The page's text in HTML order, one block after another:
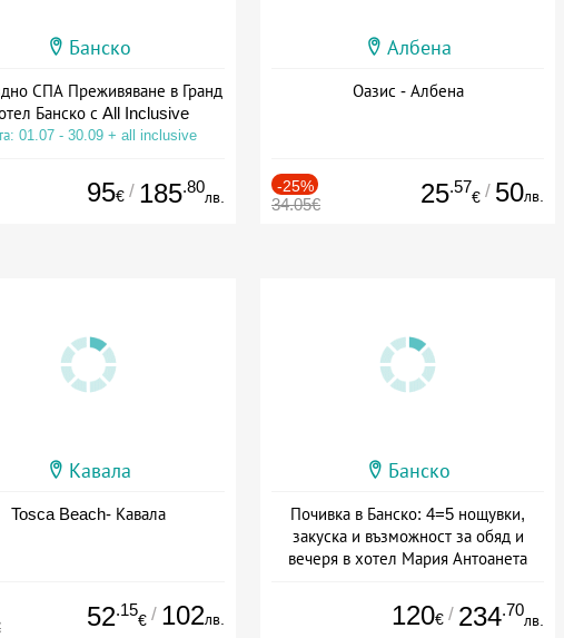
Банско
СПА Преживяване в Гранд
Банско с All Inclusive
01.07 - 30.09 + all inclusive
95€ / 185.80
лв.
Албена
Оазис - Албена
-25%
34.05€ 25.57
€ / 50лв.
Кавала
Tosca Beach- Кавала
52.15
€ / 102лв.
Банско
Почивка в Банско: 4=5 нощувки,
закуска и възможност за обяд и
вечеря в хотел Мария Антоанета
120€ / 234.70
лв.